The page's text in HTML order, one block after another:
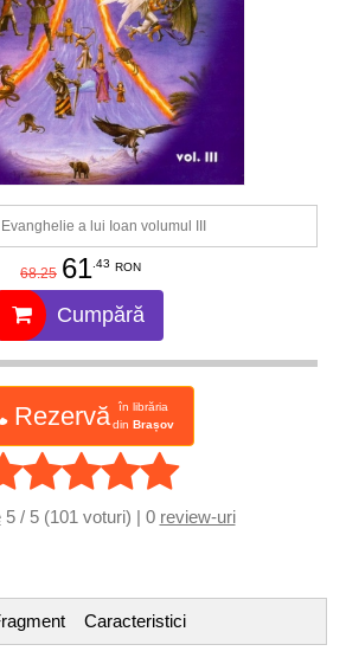
a lui Ioan volumul III
68.25 61.43 RON
Cumpără
Rezervă
în librăria
din Brașov
5 / 5 (101 voturi) | 0 review-uri
Caracteristici